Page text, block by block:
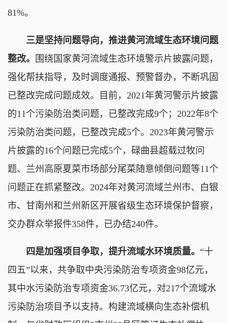
81%。
三是坚持问题导向，推进黄河流域生态环境问题
整改。
围绕国家黄河流域生态环境警示片披露问题，
强化帮扶指导，及时调度通报、预警督办，不断巩固
已整改完成问题成效。目前，2021年黄河警示片披露
的11个污染防治类问题，已整改完成9个；2022年8个
污染防治类问题，已整改完成5个。2023年黄河警示
片披露的16个问题已完成5个，碌曲县超载过牧问
题、兰州高原夏菜市场部分尾菜随意倾倒问题等11个
问题正在抓紧整改。2024年对黄河流域兰州市、白银
市、甘南州和兰州新区开展省级生态环境保护督察，
交办群众举报件358件，已办结240件。
四是加强项目争取，提升流域水环境质量。 “十
四五”以来，共争取中央污染防治专项资金98亿元，
其中水污染防治专项资金36.73亿元，对217个流域水
污染防治项目予以支持。构建流域横向生态补偿机